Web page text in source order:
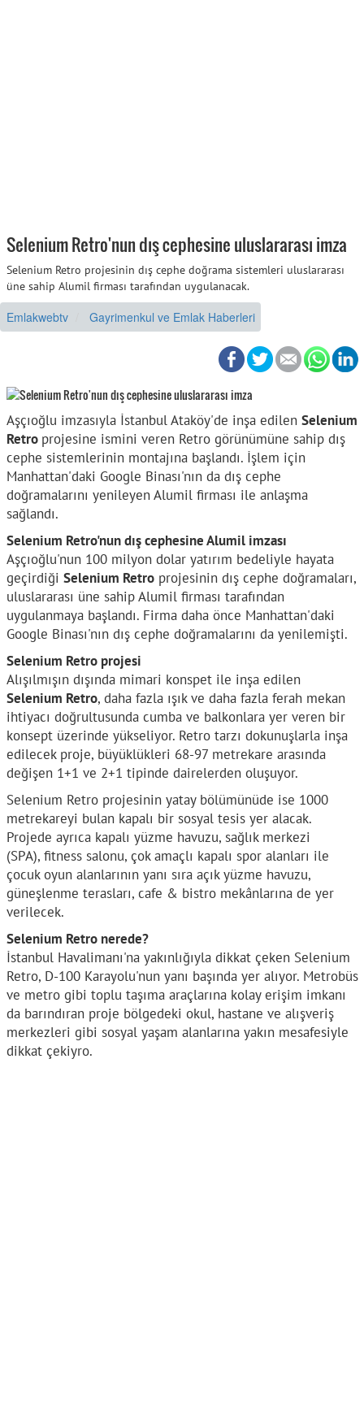
Selenium Retro'nun dış cephesine uluslararası imza
Selenium Retro projesinin dış cephe doğrama sistemleri uluslararası
üne sahip Alumil firması tarafından uygulanacak.
Emlakwebtv Gayrimenkul ve Emlak Haberleri
Aşçıoğlu imzasıyla İstanbul Ataköy'de inşa edilen Selenium
Retro projesine ismini veren Retro görünümüne sahip dış
cephe sistemlerinin montajına başlandı. İşlem için
Manhattan'daki Google Binası'nın da dış cephe
doğramalarını yenileyen Alumil firması ile anlaşma
sağlandı.
Selenium Retro'nun dış cephesine Alumil imzası
Aşçıoğlu'nun 100 milyon dolar yatırım bedeliyle hayata
geçirdiği Selenium Retroprojesinin dış cephe doğramaları,
uluslararası üne sahip Alumil firması tarafından
uygulanmaya başlandı. Firma daha önce Manhattan'daki
Google Binası'nın dış cephe doğramalarını da yenilemişti.
Selenium Retro projesi
Alışılmışın dışında mimari konspet ile inşa edilen
Selenium Retro, daha fazla ışık ve daha fazla ferah mekan
ihtiyacı doğrultusunda cumba ve balkonlara yer veren bir
konsept üzerinde yükseliyor. Retro tarzı dokunuşlarla inşa
edilecek proje, büyüklükleri 68-97 metrekare arasında
değişen 1+1 ve 2+1 tipinde dairelerden oluşuyor.
Selenium Retro projesinin yatay bölümünüde ise 1000
metrekareyi bulan kapalı bir sosyal tesis yer alacak.
Projede ayrıca kapalı yüzme havuzu, sağlık merkezi
(SPA), fitness salonu, çok amaçlı kapalı spor alanları ile
çocuk oyun alanlarının yanı sıra açık yüzme havuzu,
güneşlenme terasları, cafe & bistro mekânlarına de yer
verilecek.
Selenium Retro nerede?
İstanbul Havalimanı'na yakınlığıyla dikkat çeken Selenium
Retro, D-100 Karayolu'nun yanı başında yer alıyor. Metrobüs
ve metro gibi toplu taşıma araçlarına kolay erişim imkanı
da barındıran proje bölgedeki okul, hastane ve alışveriş
merkezleri gibi sosyal yaşam alanlarına yakın mesafesiyle
dikkat çekiyro.